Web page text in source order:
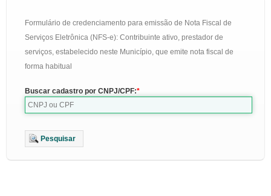
Formulário de credenciamento para emissão de Nota Fiscal de
Serviços Eletrônica (NFS-e): Contribuinte ativo, prestador de
serviços, estabelecido neste Município, que emite nota fiscal de
forma habitual
Buscar cadastro por CNPJ/CPF:
Pesquisar